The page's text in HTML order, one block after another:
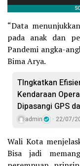
“Data
pada anak dan
Pandemi angka-
Bima Arya.
TIngkatkan
Kendaraan
Dipasangi GPS
admin 22/07/
Wali Kota
Bisa jadi